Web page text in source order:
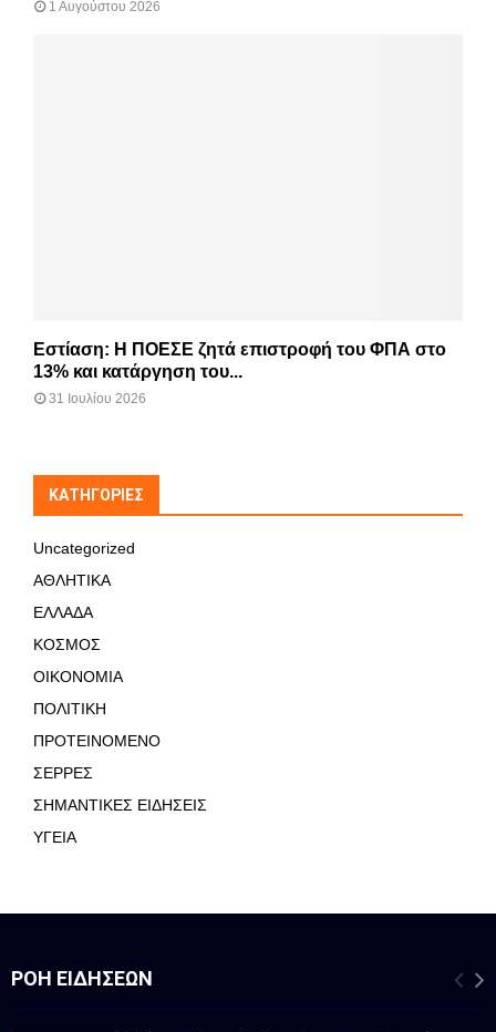
1 Αυγούστου 2026
Εστίαση: Η ΠΟΕΣΕ ζητά επιστροφή του ΦΠΑ στο
13% και κατάργηση του...
31 Ιουλίου 2026
KΑΤΗΓΟΡΊΕΣ
Uncategorized
ΑΘΛΗΤΙΚΑ
ΕΛΛΑΔΑ
ΚΟΣΜΟΣ
ΟΙΚΟΝΟΜΙΑ
ΠΟΛΙΤΙΚΗ
ΠΡΟΤΕΙΝΟΜΕΝΟ
ΣΕΡΡΕΣ
ΣΗΜΑΝΤΙΚΕΣ ΕΙΔΗΣΕΙΣ
ΥΓΕΙΑ
ΡΟΉ ΕΙΔΉΣΕΩΝ